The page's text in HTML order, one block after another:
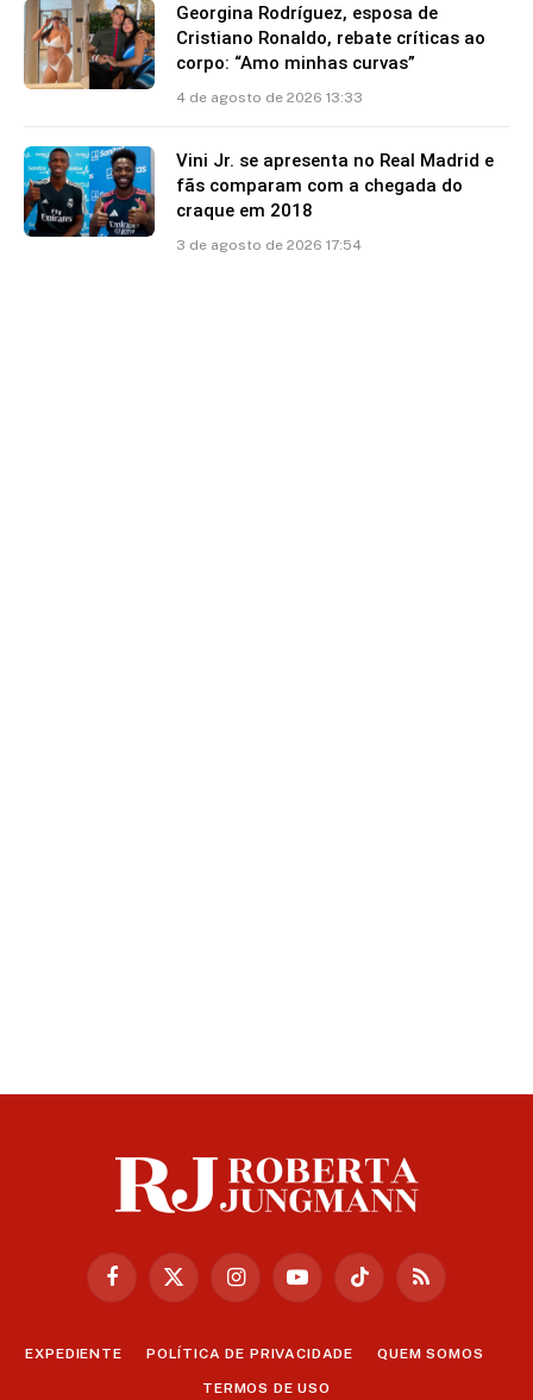
Georgina Rodríguez, esposa de
Cristiano Ronaldo, rebate críticas ao
corpo: “Amo minhas curvas”
4 de agosto de 2026 13:33
Vini Jr. se apresenta no Real Madrid e
fãs comparam com a chegada do
craque em 2018
3 de agosto de 2026 17:54
Facebook
X
InstagramYouTubeTikTok RSS
EXPEDIENTE POLÍTICA DE PRIVACIDADE QUEM SOMOS
TERMOS DE USO